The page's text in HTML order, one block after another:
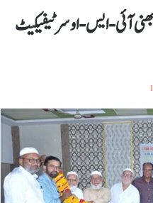
آئی- ایس- او سرٹیفیکیٹ